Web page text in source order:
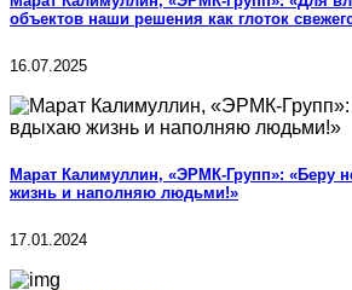
объектов наши решения как глоток
16.07.2025
Марат Калимуллин, «ЭРМК-Групп»: «Беру
жизнь и наполняю людьми!»
17.01.2024